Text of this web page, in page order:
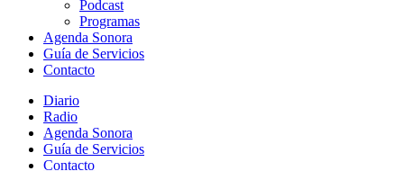
Podcast
Programas
Agenda Sonora
Guía de Servicios
Contacto
Diario
Radio
Agenda Sonora
Guía de Servicios
Contacto